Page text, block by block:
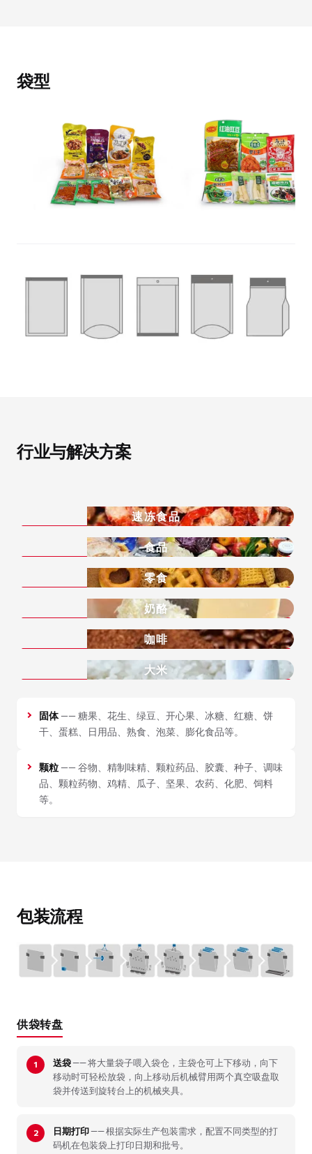
袋型
行业与解决方案
速冻食品
食品
零食
奶酪
咖啡
大米
固体—— 糖果、花生、绿豆、开心果、冰糖、红糖、饼
干、蛋糕、日用品、熟食、泡菜、膨化食品等。
颗粒 —— 谷物、精制味精、颗粒药品、胶囊、种子、调味
品、颗粒药物、鸡精、瓜子、坚果、农药、化肥、饲料
等。
包装流程
供袋转盘
送袋—— 将大量袋子喂入袋仓，主袋仓可上下移动，向下
移动时可轻松放袋，向上移动后机械臂用两个真空吸盘取
袋并传送到旋转台上的机械夹具。
日期打印—— 根据实际生产包装需求，配置不同类型的打
码机在包装袋上打印日期和批号。